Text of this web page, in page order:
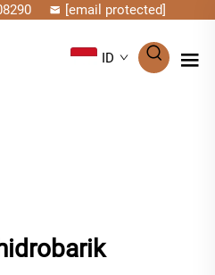
[email protected]
ID